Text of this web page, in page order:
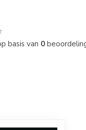
basis van 0